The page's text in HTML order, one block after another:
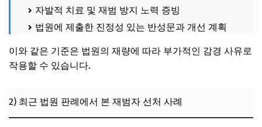
자발적 치료 및 재범 방지 노력 증빙
법원에 제출한 진정성 있는 반성문과 개선 계획
이와 같은 기준은 법원의 재량에 따라 부가적인 감경 사유로
작용할 수 있습니다.
2) 최근 법원 판례에서 본 재범자 선처 사례